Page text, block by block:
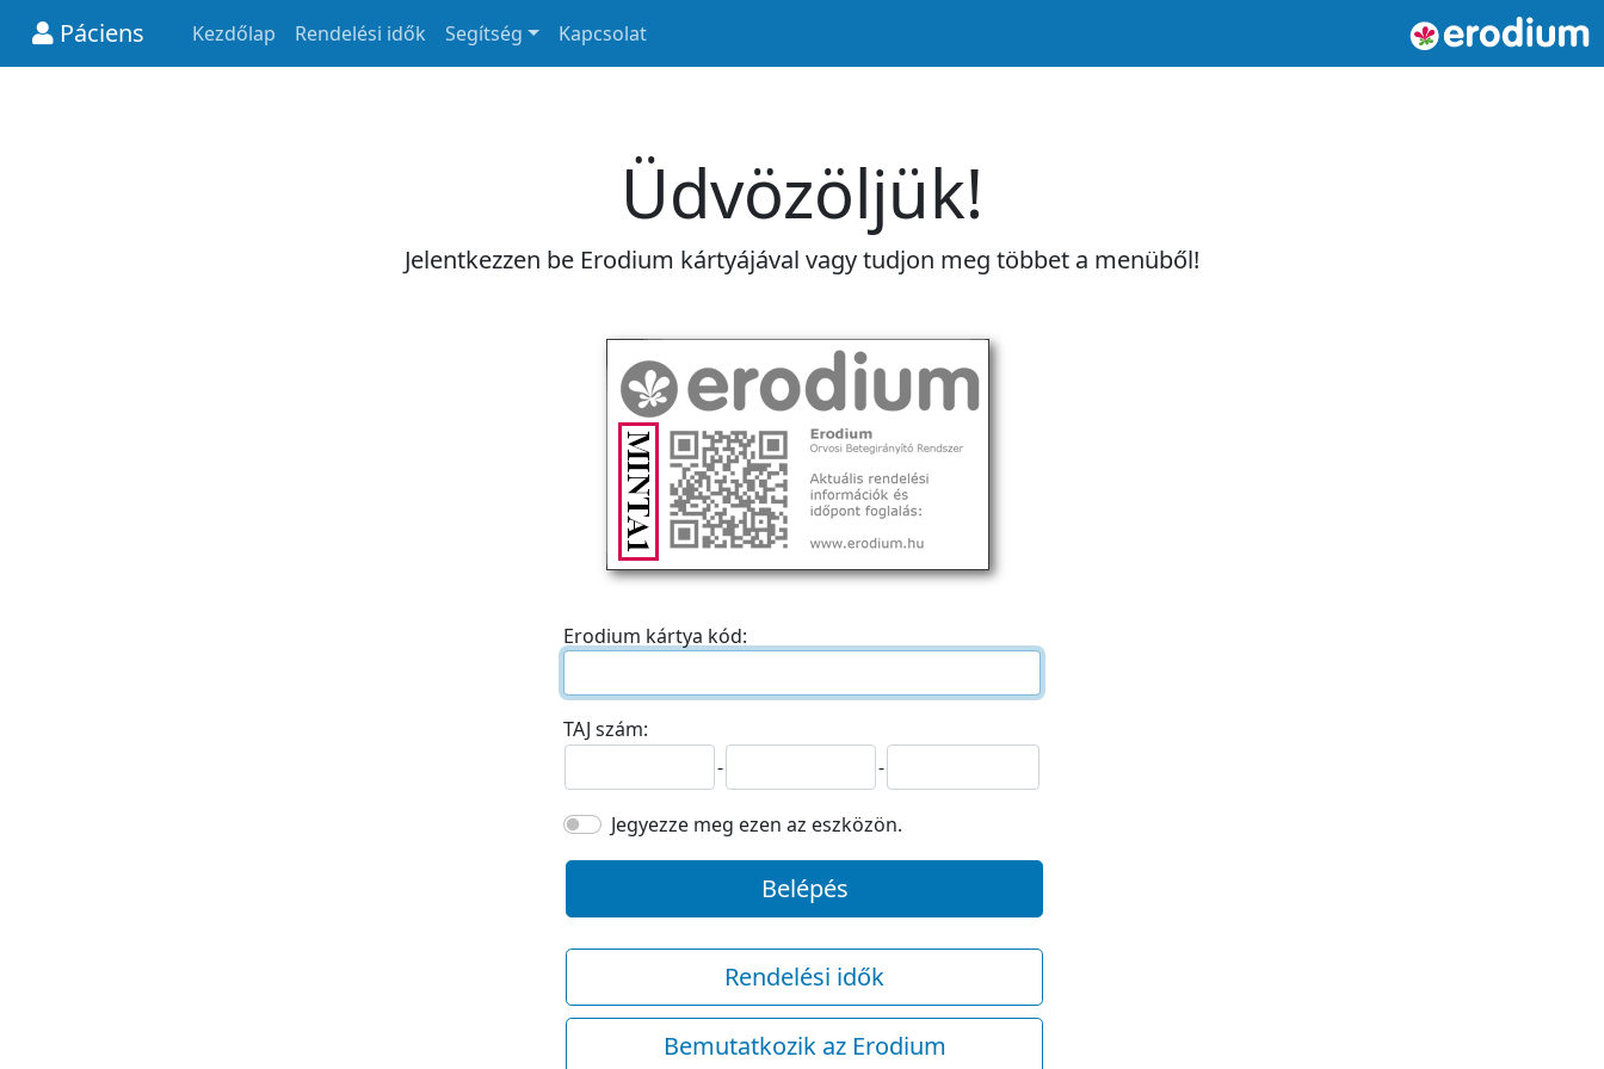
Páciens Kezdőlap Rendelési idők Segítség Kapcsolat
Üdvözöljük!
Jelentkezzen be Erodium kártyájával vagy tudjon meg többet a menüből!
Erodium kártya kód:
TAJ szám:
-
-
Jegyezze meg ezen az eszközön.
Belépés
Rendelési idők
Bemutatkozik az Erodium